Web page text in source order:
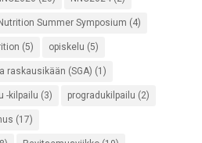
Summer Symposium (4)
(5) opiskelu (5)
raskausikään (SGA) (1)
-kilpailu (3) progradukilpailu (2)
(17)